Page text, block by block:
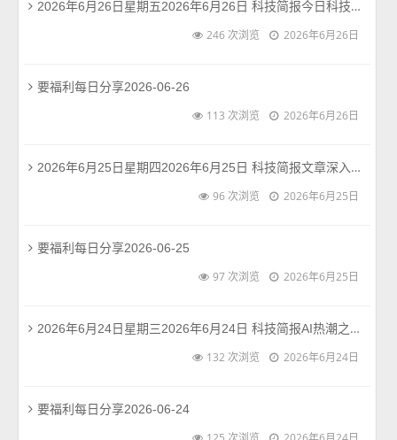
2026年6月26日星期五2026年6月26日 科技简报今日科技圈多线并进，既有芯片工艺、AI基础设施等硬核科技的突破，亦有关于应用落地、成本收益的冷静思考。同时，隐私安全、产品涨价等现实问题持续引发讨论。阅读全文 →
246 次浏览 2026年6月26日
要福利每日分享2026-06-26
113 次浏览 2026年6月26日
2026年6月25日星期四2026年6月25日 科技简报文章深入报道了影眸科技这家年轻团队的进展。作为一支扎根学术圈的先行者，其最新的Hyper3D研究将3D生成带入了一个能够“主动思考”的新阶段，这超越了此前单纯基于指令生成的模式。 这项技术的突破意义在于，它可能显著提升3D内容创作的效率与智能化水平，为游戏、影视、数字孪生等多个行业…阅读全文 →
96 次浏览 2026年6月25日
要福利每日分享2026-06-25
97 次浏览 2026年6月25日
2026年6月24日星期三2026年6月24日 科技简报AI热潮之下，技术迭代与行业反思并进。今日热点聚焦AI编程范式革新、大型模型的可负担性危机，以及产业界对数据库、硬件与新材料的新探索。阅读全文 →
132 次浏览 2026年6月24日
要福利每日分享2026-06-24